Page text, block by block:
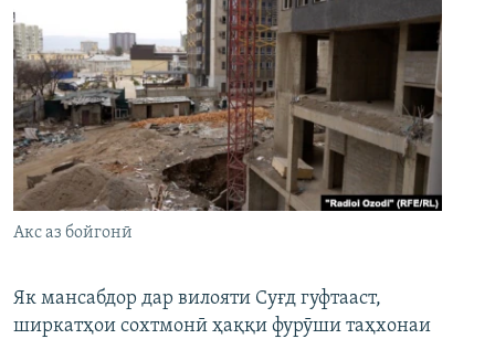
Акс аз бойгонӣ
Як мансабдор дар вилояти Суғд гуфтааст,
ширкатҳои сохтмонӣ ҳаққи фурӯши таҳхонаи